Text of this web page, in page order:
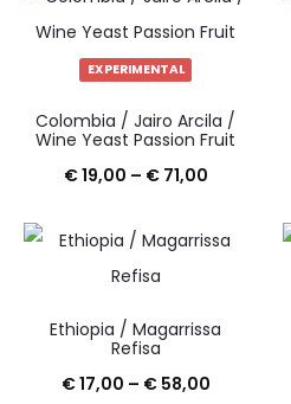
€ 19,00
€ 71,00
EXPERIMENTAL
Colombia / Jairo Arcila /
Wine Yeast Passion Fruit
€19,00 – €71,00Raspon
od
Ethiopia / Magarrissa
Refisa
€17,00 – €58,00Raspon